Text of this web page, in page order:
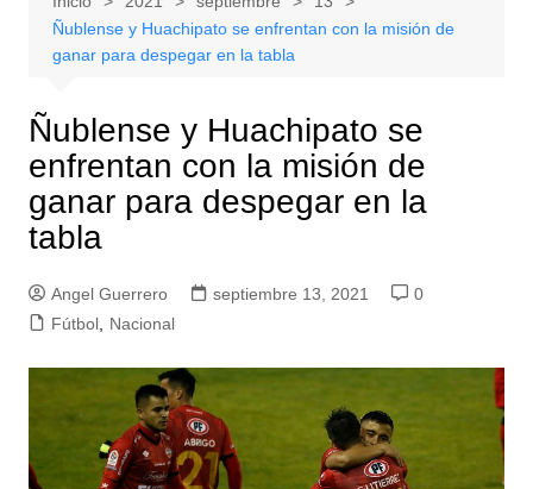
Ñublense y Huachipato se enfrentan con la misión de
ganar para despegar en la tabla
Ñublense y Huachipato se
enfrentan con la misión de
ganar para despegar en la
tabla
Angel Guerrero septiembre 13, 2021
0
Fútbol, Nacional